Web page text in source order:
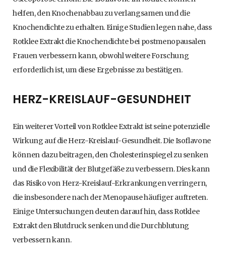
helfen, den Knochenabbau zu verlangsamen und die
Knochendichte zu erhalten. Einige Studien legen nahe, dass
Rotklee Extrakt die Knochendichte bei postmenopausalen
Frauen verbessern kann, obwohl weitere Forschung
erforderlich ist, um diese Ergebnisse zu bestätigen.
HERZ-KREISLAUF-GESUNDHEIT
Ein weiterer Vorteil von Rotklee Extrakt ist seine potenzielle
Wirkung auf die Herz-Kreislauf-Gesundheit. Die Isoflavone
können dazu beitragen, den Cholesterinspiegel zu senken
und die Flexibilität der Blutgefäße zu verbessern. Dies kann
das Risiko von Herz-Kreislauf-Erkrankungen verringern,
die insbesondere nach der Menopause häufiger auftreten.
Einige Untersuchungen deuten darauf hin, dass Rotklee
Extrakt den Blutdruck senken und die Durchblutung
verbessern kann.